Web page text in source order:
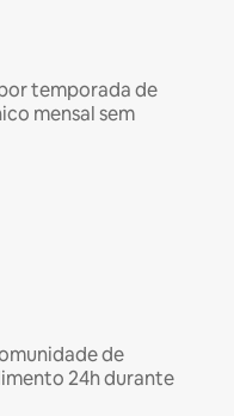
temporada de
mensal sem
de
24h durante